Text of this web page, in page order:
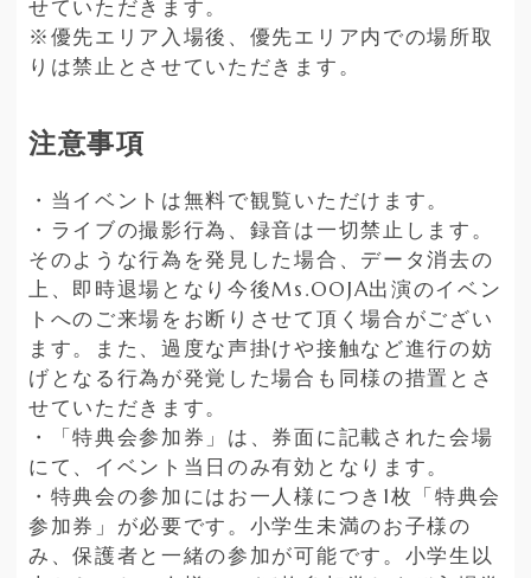
せていただきます。
※優先エリア入場後、優先エリア内での場所取
りは禁止とさせていただきます。
注意事項
・当イベントは無料で観覧いただけます。
・ライブの撮影行為、録音は一切禁止します。
そのような行為を発見した場合、データ消去の
上、即時退場となり今後Ms.OOJA出演のイベン
トへのご来場をお断りさせて頂く場合がござい
ます。また、過度な声掛けや接触など進行の妨
げとなる行為が発覚した場合も同様の措置とさ
せていただきます。
・「特典会参加券」は、券面に記載された会場
にて、イベント当日のみ有効となります。
・特典会の参加にはお一人様につき1枚「特典会
参加券」が必要です。小学生未満のお子様の
み、保護者と一緒の参加が可能です。小学生以